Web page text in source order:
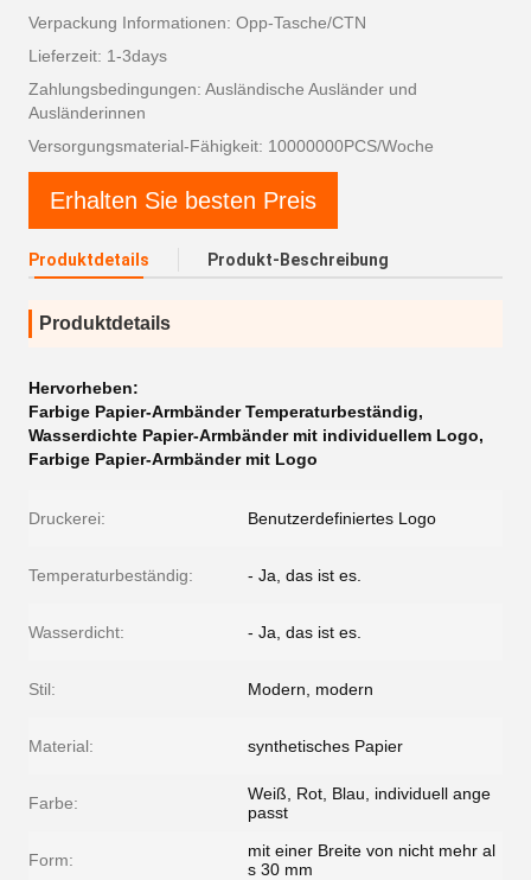
Verpackung Informationen: Opp-Tasche/CTN
Lieferzeit: 1-3days
Zahlungsbedingungen: Ausländische Ausländer und
Ausländerinnen
Versorgungsmaterial-Fähigkeit: 10000000PCS/Woche
Erhalten Sie besten Preis
Produktdetails Produkt-Beschreibung
Produktdetails
Hervorheben:
Farbige Papier-Armbänder Temperaturbeständig,
Wasserdichte Papier-Armbänder mit individuellem Logo,
Farbige Papier-Armbänder mit Logo
Druckerei: Benutzerdefiniertes Logo
Temperaturbeständig: - Ja, das ist es.
Wasserdicht: - Ja, das ist es.
Stil: Modern, modern
Material: synthetisches Papier
Farbe:
Weiß, Rot, Blau, individuell ange
passt
Form:
mit einer Breite von nicht mehr al
s 30 mm